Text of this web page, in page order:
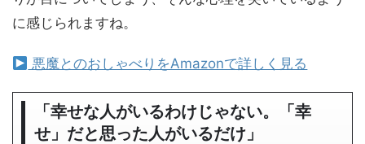
に感じられますね。
悪魔とのおしゃべりをAmazonで詳しく見る
「幸せな人がいるわけじゃない。「幸
せ」だと思った人がいるだけ」